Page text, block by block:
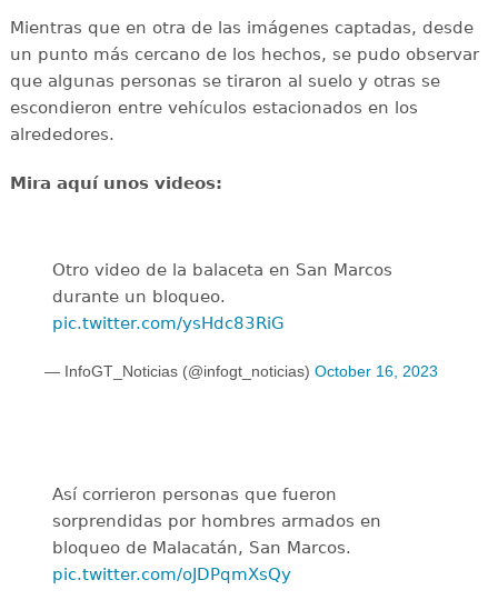
Mientras que en otra de las imágenes captadas, desde
un punto más cercano de los hechos, se pudo observar
que algunas personas se tiraron al suelo y otras se
escondieron entre vehículos estacionados en los
alrededores.
Mira aquí unos videos:
Otro video de la balaceta en San Marcos
durante un bloqueo.
pic.twitter.com/ysHdc83RiG
— InfoGT_Noticias (@infogt_noticias) October 16, 2023
Así corrieron personas que fueron
sorprendidas por hombres armados en
bloqueo de Malacatán, San Marcos.
pic.twitter.com/oJDPqmXsQy